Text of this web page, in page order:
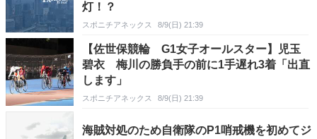
灯！？
スポニチアネックス 8/9(日) 21:39
【佐世保競輪 G1女子オールスター】児玉
碧衣 梅川の勝負手の前に1手遅れ3着「出直
します」
スポニチアネックス 8/9(日) 21:39
海賊対処のため自衛隊のP1哨戒機を初めてジ